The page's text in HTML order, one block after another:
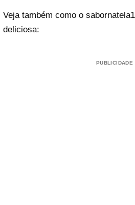
Veja também como o sabornatela1
deliciosa:
PUBLICIDADE